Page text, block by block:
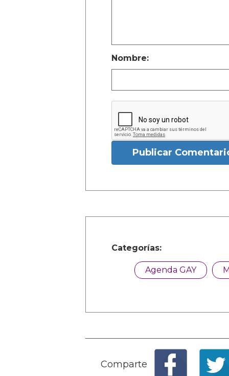
Nombre:
Publicar
Categorías:
Agenda GAY
Comparte